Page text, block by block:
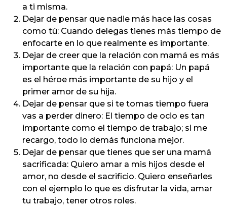
a ti misma.
Dejar de pensar que nadie más hace las cosas
como tú: Cuando delegas tienes más tiempo de
enfocarte en lo que realmente es importante.
Dejar de creer que la relación con mamá es más
importante que la relación con papá: Un papá
es el héroe más importante de su hijo y el
primer amor de su hija.
Dejar de pensar que si te tomas tiempo fuera
vas a perder dinero: El tiempo de ocio es tan
importante como el tiempo de trabajo; si me
recargo, todo lo demás funciona mejor.
Dejar de pensar que tienes que ser una mamá
sacrificada: Quiero amar a mis hijos desde el
amor, no desde el sacrificio. Quiero enseñarles
con el ejemplo lo que es disfrutar la vida, amar
tu trabajo, tener otros roles.